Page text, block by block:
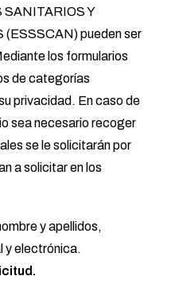
SANITARIOS Y
pueden ser
los formularios
de categorías
privacidad. En caso de
sea necesario recoger
se le solicitarán por
a solicitar en los
y apellidos,
y electrónica.